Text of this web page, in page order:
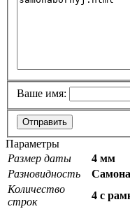
Ваше имя:
Отправить
Параметры
Размер даты
4 мм
Разновидность
Количество
строк
4 с